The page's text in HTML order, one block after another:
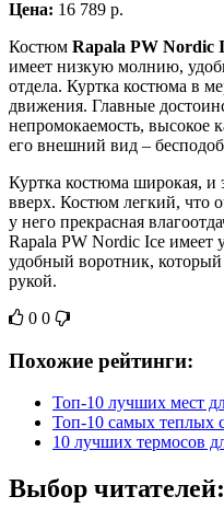
Цена: 16 789 р.
Костюм Rapala PW Nordic
имеет низкую молнию,
отдела. Куртка костюма в
движения. Главные
непромокаемость, высокое
его внешний вид –
Куртка костюма широкая, и
вверх. Костюм легкий, что
у него прекрасная
Rapala PW Nordic Ice имеет
удобный воротник, который
рукой.
0 0
Похожие рейтинги:
Топ-10 лучших мест
Топ-10 самых теплых
10 лучших термосов
Выбор читателей: